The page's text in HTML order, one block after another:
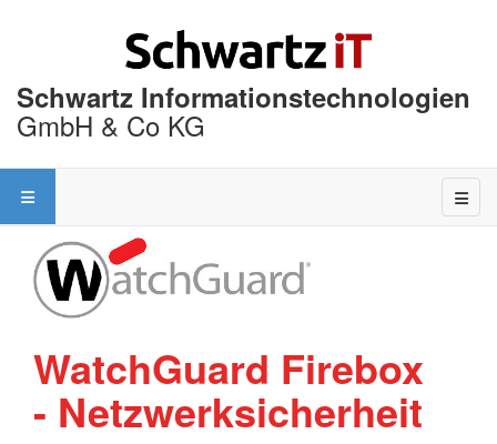
Schwartz Informationstechnologien
GmbH & Co KG
WatchGuard Firebox
- Netzwerksicherheit